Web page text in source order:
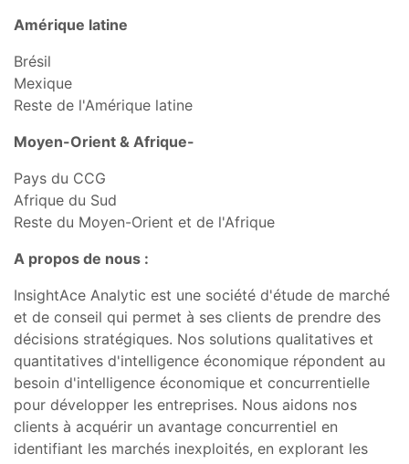
Amérique latine
Brésil
Mexique
Reste de l'Amérique latine
Moyen-Orient & Afrique-
Pays du CCG
Afrique du Sud
Reste du Moyen-Orient et de l'Afrique
A propos de nous :
InsightAce Analytic est une société d'étude de marché
et de conseil qui permet à ses clients de prendre des
décisions stratégiques. Nos solutions qualitatives et
quantitatives d'intelligence économique répondent au
besoin d'intelligence économique et concurrentielle
pour développer les entreprises. Nous aidons nos
clients à acquérir un avantage concurrentiel en
identifiant les marchés inexploités, en explorant les